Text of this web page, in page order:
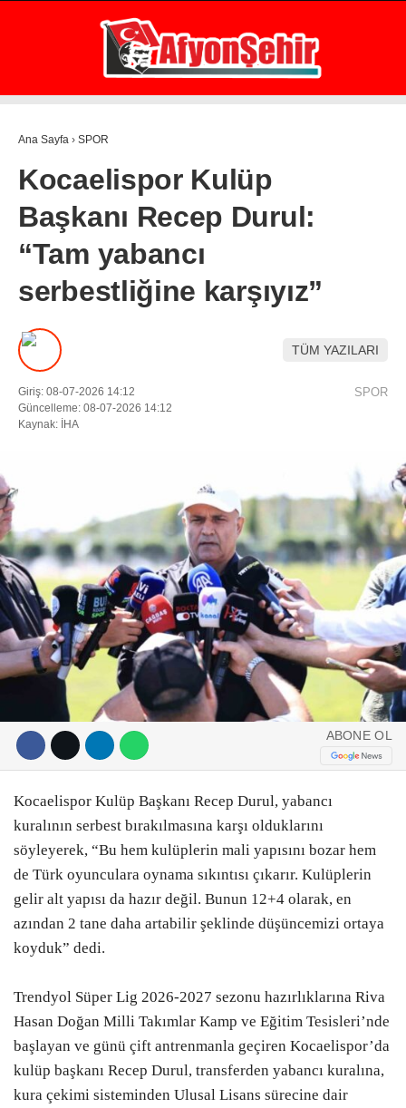
Facebook
Instagram
Youtube
24.8 °
AFYON
GÜNDEM
EKONOMİ
ASAYİŞ
POLİTİKA
SPOR
SAĞLIK
EĞİTİM
İLÇE
E-GAZETE
CANLI YAYIN
Ana Sayfa › SPOR
Kocaelispor Kulüp
Başkanı Recep Durul:
“Tam yabancı
serbestliğine karşıyız”
TÜM YAZILARI
Giriş: 08-07-2026 14:12
Güncelleme: 08-07-2026 14:12
Kaynak: İHA
SPOR
ABONE OL
Kocaelispor Kulüp Başkanı Recep Durul, yabancı
kuralının serbest bırakılmasına karşı olduklarını
söyleyerek, “Bu hem kulüplerin mali yapısını bozar hem
de Türk oyunculara oynama sıkıntısı çıkarır. Kulüplerin
gelir alt yapısı da hazır değil. Bunun 12+4 olarak, en
azından 2 tane daha artabilir şeklinde düşüncemizi ortaya
koyduk” dedi.
Trendyol Süper Lig 2026-2027 sezonu hazırlıklarına Riva
Hasan Doğan Milli Takımlar Kamp ve Eğitim Tesisleri’nde
başlayan ve günü çift antrenmanla geçiren Kocaelispor’da
kulüp başkanı Recep Durul, transferden yabancı kuralına,
kura çekimi sisteminden Ulusal Lisans sürecine dair